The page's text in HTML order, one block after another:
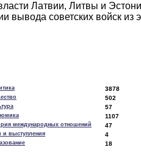
Латвии, Литвы и
вывода советских войск из
3878
502
57
1107
международных отношений 47
и выступления 4
18